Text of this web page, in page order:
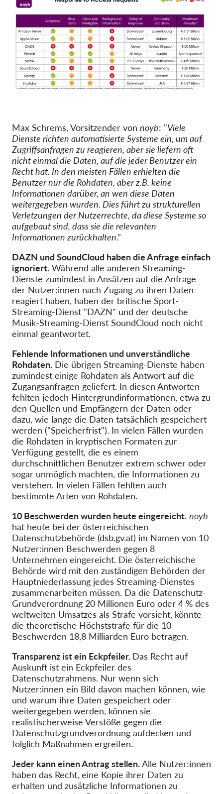
Max Schrems, Vorsitzender von noyb: "Viele
Dienste richten automatisierte Systeme ein, um auf
Zugriffsanfragen zu reagieren, aber sie liefern oft
nicht einmal die Daten, auf die jeder Benutzer ein
Recht hat. In den meisten Fällen erhielten die
Benutzer nur die Rohdaten, aber z.B. keine
Informationen darüber, an wen diese Daten
weitergegeben wurden. Dies führt zu strukturellen
Verletzungen der Nutzerrechte, da diese Systeme so
aufgebaut sind, dass sie die relevanten
Informationen zurückhalten."
DAZN und SoundCloud haben die Anfrage einfach
ignoriert. Während alle anderen Streaming-
Dienste zumindest in Ansätzen auf die Anfrage
der Nutzer:innen nach Zugang zu ihren Daten
reagiert haben, haben der britische Sport-
Streaming-Dienst "DAZN" und der deutsche
Musik-Streaming-Dienst SoundCloud noch nicht
einmal geantwortet.
Fehlende Informationen und unverständliche
Rohdaten. Die übrigen Streaming-Dienste haben
zumindest einige Rohdaten als Antwort auf die
Zugangsanfragen geliefert. In diesen Antworten
fehlten jedoch Hintergrundinformationen, etwa zu
den Quellen und Empfängern der Daten oder
dazu, wie lange die Daten tatsächlich gespeichert
werden ("Speicherfrist"). In vielen Fällen wurden
die Rohdaten in kryptischen Formaten zur
Verfügung gestellt, die es einem
durchschnittlichen Benutzer extrem schwer oder
sogar unmöglich machten, die Informationen zu
verstehen. In vielen Fällen fehlten auch
bestimmte Arten von Rohdaten.
10 Beschwerden wurden heute eingereicht. noyb
hat heute bei der österreichischen
Datenschutzbehörde (dsb.gv.at) im Namen von 10
Nutzer:innen Beschwerden gegen 8
Unternehmen eingereicht. Die österreichische
Behörde wird mit den zuständigen Behörden der
Hauptniederlassung jedes Streaming-Dienstes
zusammenarbeiten müssen. Da die Datenschutz-
Grundverordnung 20 Millionen Euro oder 4 % des
weltweiten Umsatzes als Strafe vorsieht, könnte
die theoretische Höchststrafe für die 10
Beschwerden 18,8 Milliarden Euro betragen.
Transparenz ist ein Eckpfeiler. Das Recht auf
Auskunft ist ein Eckpfeiler des
Datenschutzrahmens. Nur wenn sich
Nutzer:innen ein Bild davon machen können, wie
und warum ihre Daten gespeichert oder
weitergegeben werden, können sie
realistischerweise Verstöße gegen die
Datenschutzgrundverordnung aufdecken und
folglich Maßnahmen ergreifen.
Jeder kann einen Antrag stellen.Alle Nutzer:innen
haben das Recht, eine Kopie ihrer Daten zu
erhalten und zusätzliche Informationen zu